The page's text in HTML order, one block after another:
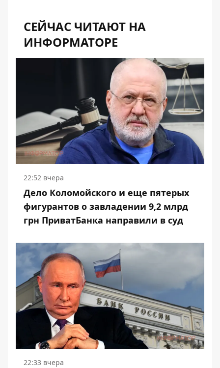
СЕЙЧАС ЧИТАЮТ НА
ИНФОРМАТОРЕ
22:52 вчера
Дело Коломойского и еще пятерых
фигурантов о завладении 9,2 млрд
грн ПриватБанка направили в суд
22:33 вчера